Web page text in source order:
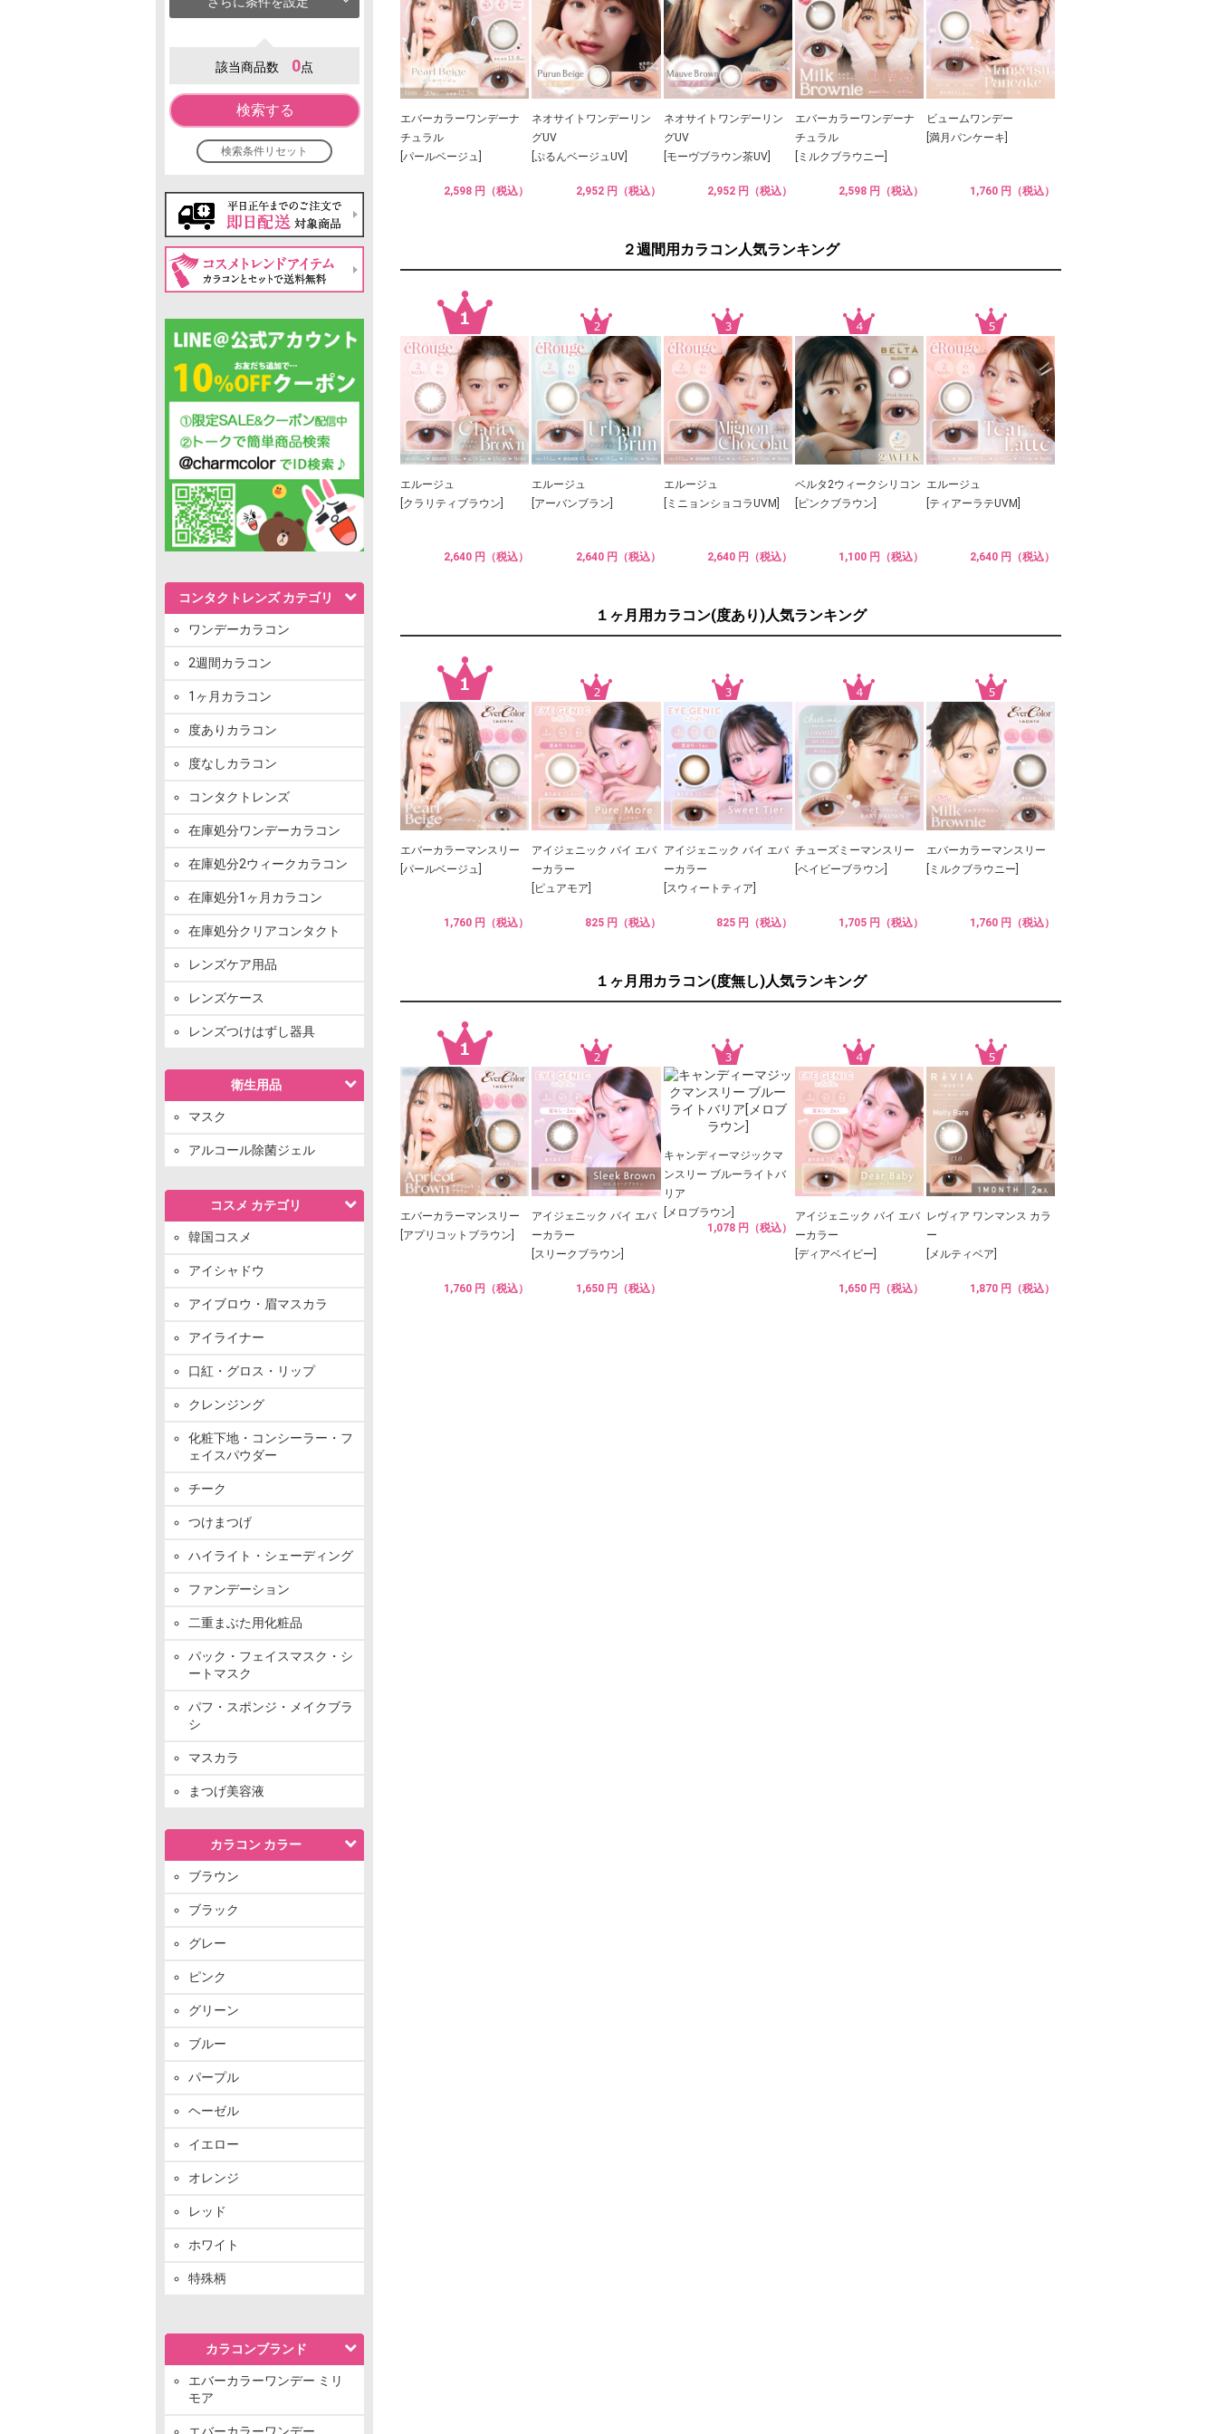
該当商品数 0点
検索する
検索条件リセット
コンタクトレンズ カテゴリ
ワンデーカラコン
2週間カラコン
1ヶ月カラコン
度ありカラコン
度なしカラコン
コンタクトレンズ
在庫処分ワンデーカラコン
在庫処分2ウィークカラコン
在庫処分1ヶ月カラコン
在庫処分クリアコンタクト
レンズケア用品
レンズケース
レンズつけはずし器具
衛生用品
マスク
アルコール除菌ジェル
コスメ カテゴリ
韓国コスメ
アイシャドウ
アイブロウ・眉マスカラ
アイライナー
口紅・グロス・リップ
クレンジング
化粧下地・コンシーラー・フ
ェイスパウダー
チーク
つけまつげ
ハイライト・シェーディング
ファンデーション
二重まぶた用化粧品
パック・フェイスマスク・シ
ートマスク
パフ・スポンジ・メイクブラ
シ
マスカラ
まつげ美容液
カラコン カラー
ブラウン
ブラック
グレー
ピンク
グリーン
ブルー
パープル
ヘーゼル
イエロー
オレンジ
レッド
ホワイト
特殊柄
カラコンブランド
エバーカラーワンデー ミリ
モア
エバーカラーワンデー
エバーカラーワンデーナ
チュラル
[パールベージュ]
2,598 円（税込）
ネオサイトワンデーリン
グUV
[ぷるんベージュUV]
2,952 円（税込）
ネオサイトワンデーリン
グUV
[モーヴブラウン茶UV]
2,952 円（税込）
エバーカラーワンデーナ
チュラル
[ミルクブラウニー]
2,598 円（税込）
ビュームワンデー
[満月パンケーキ]
1,760 円（税込）
２週間用カラコン人気ランキング
エルージュ
[クラリティブラウン]
2,640 円（税込）
エルージュ
[アーバンブラン]
2,640 円（税込）
エルージュ
[ミニョンショコラUVM]
2,640 円（税込）
ベルタ2ウィークシリコン
[ピンクブラウン]
1,100 円（税込）
エルージュ
[ティアーラテUVM]
2,640 円（税込）
１ヶ月用カラコン(度あり)人気ランキング
エバーカラーマンスリー
[パールベージュ]
1,760 円（税込）
アイジェニック バイ エバ
ーカラー
[ピュアモア]
825 円（税込）
アイジェニック バイ エバ
ーカラー
[スウィートティア]
825 円（税込）
チューズミーマンスリー
[ベイビーブラウン]
1,705 円（税込）
エバーカラーマンスリー
[ミルクブラウニー]
1,760 円（税込）
１ヶ月用カラコン(度無し)人気ランキング
エバーカラーマンスリー
[アプリコットブラウン]
1,760 円（税込）
アイジェニック バイ エバ
ーカラー
[スリークブラウン]
1,650 円（税込）
キャンディーマジックマ
ンスリー ブルーライトバ
リア
[メロブラウン]
1,078 円（税込）
アイジェニック バイ エバ
ーカラー
[ディアベイビー]
1,650 円（税込）
レヴィア ワンマンス カラ
ー
[メルティベア]
1,870 円（税込）